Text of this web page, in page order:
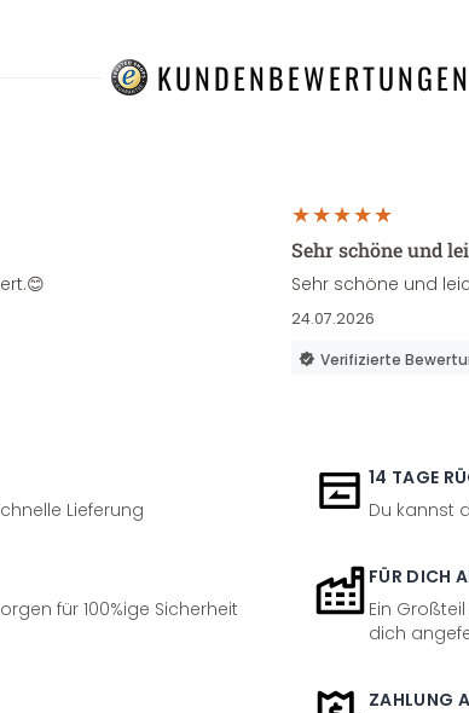
KUNDENBEWERTUNGEN
Sehr schöne und
Sehr schöne und
24.07.2026
Verifizierte
Lieferung
14 TAGE
Du kannst
für 100%ige Sicherheit
FÜR DICH
Ein
dich
ZAHLUNG